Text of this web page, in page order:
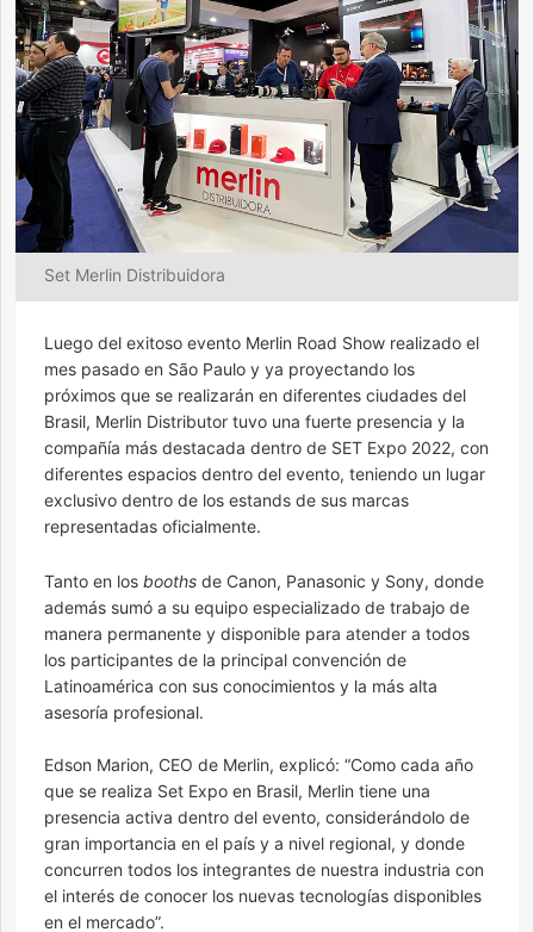
Set Merlin Distribuidora
Luego del exitoso evento Merlin Road Show realizado el
mes pasado en São Paulo y ya proyectando los
próximos que se realizarán en diferentes ciudades del
Brasil, Merlin Distributor tuvo una fuerte presencia y la
compañía más destacada dentro de SET Expo 2022, con
diferentes espacios dentro del evento, teniendo un lugar
exclusivo dentro de los estands de sus marcas
representadas oficialmente.
Tanto en los booths de Canon, Panasonic y Sony, donde
además sumó a su equipo especializado de trabajo de
manera permanente y disponible para atender a todos
los participantes de la principal convención de
Latinoamérica con sus conocimientos y la más alta
asesoría profesional.
Edson Marion, CEO de Merlin, explicó: “Como cada año
que se realiza Set Expo en Brasil, Merlin tiene una
presencia activa dentro del evento, considerándolo de
gran importancia en el país y a nivel regional, y donde
concurren todos los integrantes de nuestra industria con
el interés de conocer los nuevas tecnologías disponibles
en el mercado”.